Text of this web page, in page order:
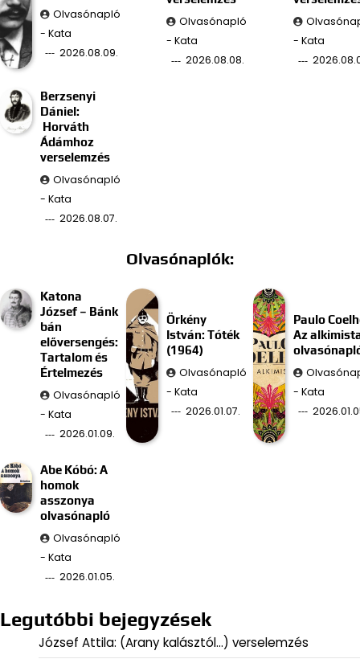
Olvasónapló
- Kata
2026.08.09.
Olvasónapló
- Kata
2026.08.08.
- Kata
Berzsenyi
Dániel:
Horváth
Ádámhoz
verselemzés
Olvasónapló
- Kata
2026.08.07.
Olvasónaplók:
Katona
József – Bánk
bán
előversengés:
Tartalom és
Értelmezés
Olvasónapló
- Kata
2026.01.09.
Örkény
István: Tóték
(1964)
Olvasónapló
- Kata
2026.01.07.
Paulo
Az
- Kata
Abe Kóbó: A
homok
asszonya
olvasónapló
Olvasónapló
- Kata
2026.01.05.
Legutóbbi bejegyzések
József Attila: (Arany kalásztól…) verselemzés